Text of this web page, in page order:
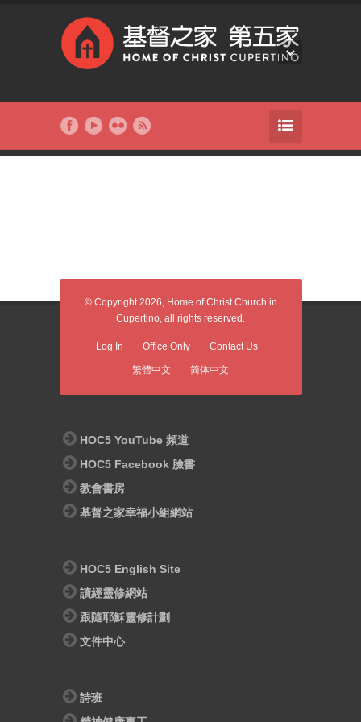
© Copyright 2026, Home of Christ Church in
Cupertino, all rights reserved.
Log In Office Only Contact Us
繁體中文 简体中文
HOC5 YouTube 頻道
HOC5 Facebook 臉書
教會書房
基督之家幸福小組網站
HOC5 English Site
讀經靈修網站
跟隨耶穌靈修計劃
文件中心
詩班